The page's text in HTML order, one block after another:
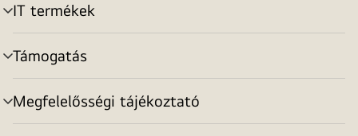
IT termékek
menu
toggle
Támogatás
menu
toggle
Megfelelősségi tájékoztató
menu
toggle